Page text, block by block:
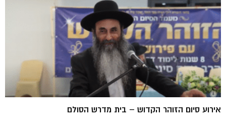
אירוע סיום הזוהר הקדוש – בית מדרש הסולם